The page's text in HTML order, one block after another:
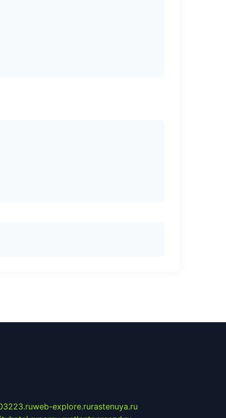
web-explore.rurastenuya.ru